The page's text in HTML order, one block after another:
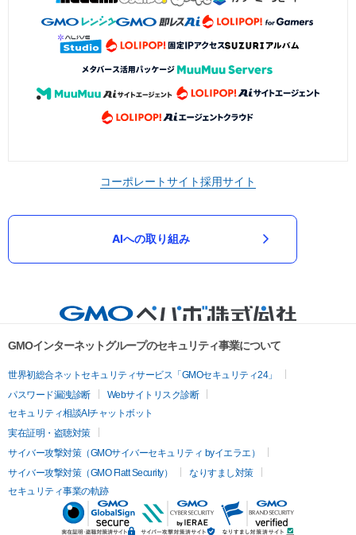
コーポレートサイト採用サイト
AIへの取り組み
GMOインターネットグループのセキュリティ事業について
世界初総合ネットセキュリティサービス「GMOセキュリティ24」
パスワード漏洩診断
Webサイトリスク診断
セキュリティ相談AIチャットボット
実在証明・盗聴対策
サイバー攻撃対策（GMOサイバーセキュリティ byイエラエ）
サイバー攻撃対策（GMO Flatt Security）
なりすまし対策
セキュリティ事業の軌跡